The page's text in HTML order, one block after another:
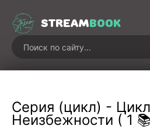
STREAMBOOK
Серия (цикл) - Цикл
Неизбежности ( 1